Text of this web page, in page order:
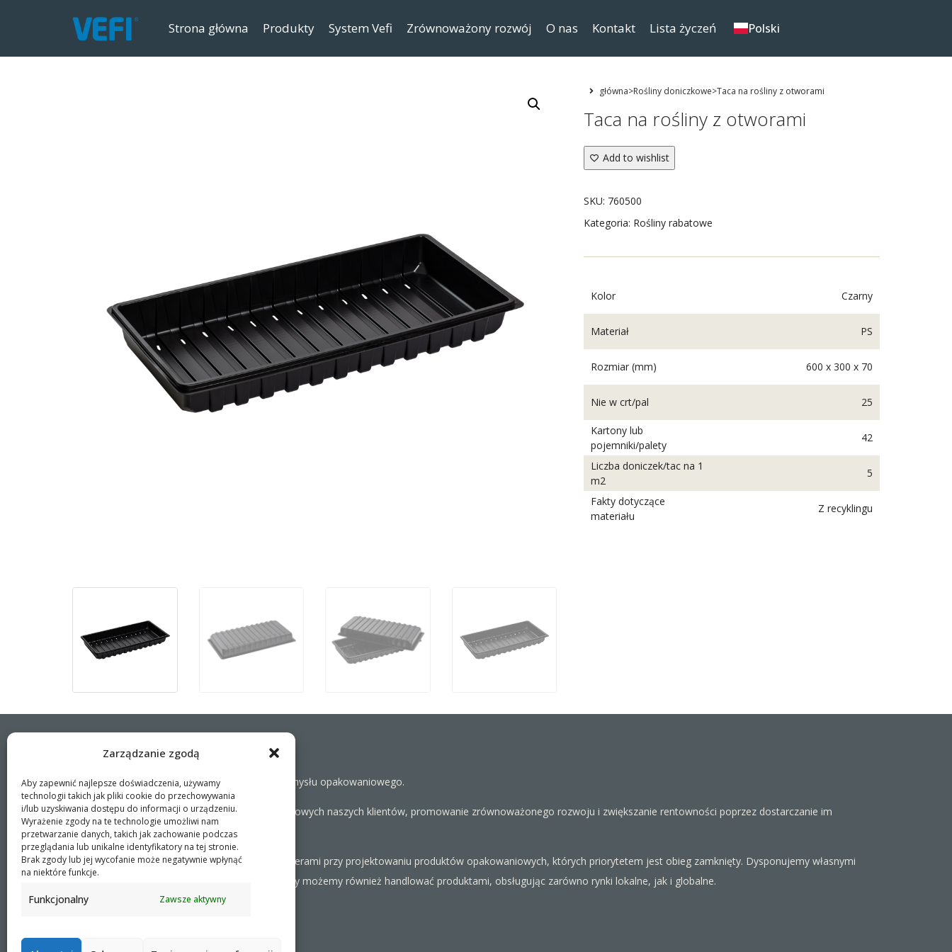
Zarządzanie zgodą
Aby zapewnić najlepsze doświadczenia, używamy
technologii takich jak pliki cookie do przechowywania
i/lub uzyskiwania dostępu do informacji o urządzeniu.
Wyrażenie zgody na te technologie umożliwi nam
przetwarzanie danych, takich jak zachowanie podczas
przeglądania lub unikalne identyfikatory na tej stronie.
Brak zgody lub jej wycofanie może negatywnie wpłynąć
na niektóre funkcje.
Funkcjonalny Zawsze aktywny
Strona główna Produkty System Vefi Zrównoważony rozwój O nas Kontakt Lista życzeń Polski
główna>Rośliny doniczkowe>Taca na roślinyz otworami
Taca na rośliny z otworami
Add to wishlist
SKU: 760500
Kategoria: Rośliny rabatowe
Kolor Czarny
Materiał PS
Rozmiar (mm) 600 x 300 x 70
Nie w crt/pal 25
Kartony lub
pojemniki/palety
42
Liczba doniczek/tac na 1
m2
5
Fakty dotyczące
materiału
Z recyklingu
Wspólna praca na rzecz zrównoważonego przemysłu opakowaniowego.
Naszym celem jest uproszczenie operacji biznesowych naszych klientów, promowanie zrównoważonego rozwoju i zwiększanie rentowności poprzez dostarczanie im
odpowiednich produktów i usług.
Jako specjaliści współpracujemy z naszymi partnerami przy projektowaniu produktów opakowaniowych, których priorytetem jest obieg zamknięty. Dysponujemy własnymi
możliwościami produkcyjnymi, a w razie potrzeby możemy również handlować produktami, obsługując zarówno rynki lokalne, jak i globalne.
POLITYKA PRYWATNOŚCI